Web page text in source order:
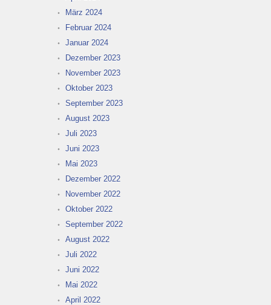
März 2024
Februar 2024
Januar 2024
Dezember 2023
November 2023
Oktober 2023
September 2023
August 2023
Juli 2023
Juni 2023
Mai 2023
Dezember 2022
November 2022
Oktober 2022
September 2022
August 2022
Juli 2022
Juni 2022
Mai 2022
April 2022